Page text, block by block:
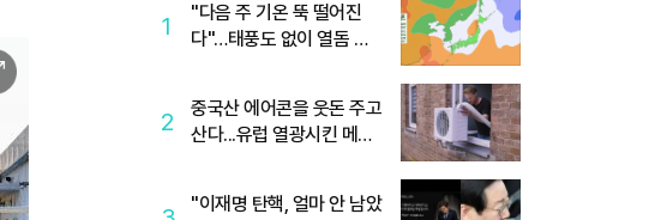
1
"다음 주 기온 뚝 떨어진
다"…태풍도 없이 열돔 박
2
중국산 에어콘을 웃돈 주고
산다...유럽 열광시킨 메이
"이재명 탄핵, 얼마 안 남았